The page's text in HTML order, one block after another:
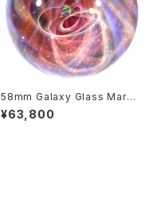
58mm Galaxy Glass Marbl
e 宇宙ガラスマーブル - オブジ
ェ no.M283
¥63,800